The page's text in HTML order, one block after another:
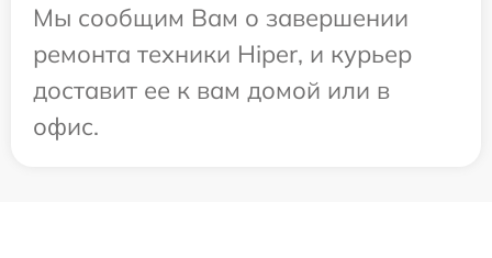
Мы сообщим Вам о завершении
ремонта техники Hiper, и курьер
доставит ее к вам домой или в
офис.